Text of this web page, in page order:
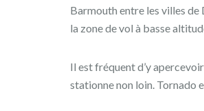
Barmouth entre les villes de
la zone de vol à basse
Il est fréquent d’y
stationne non loin. Tornado